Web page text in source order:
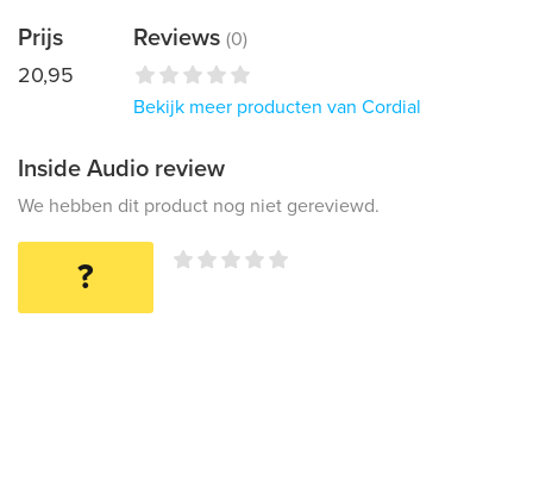
Prijs
20,95
Reviews (0)
Bekijk meer producten van Cordial
Inside Audio review
We hebben dit product nog niet gereviewd.
?